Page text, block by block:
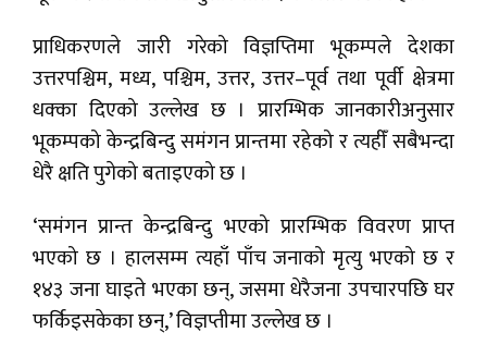
प्राधिकरणले जारी गरेको विज्ञप्तिमा भूकम्पले देशका
उत्तरपश्चिम, मध्य, पश्चिम, उत्तर, उत्तर–पूर्व तथा पूर्वी क्षेत्रमा
धक्का दिएको उल्लेख छ । प्रारम्भिक जानकारीअनुसार
भूकम्पको केन्द्रबिन्दु समंगन प्रान्तमा रहेको र त्यहीँ सबैभन्दा
धेरै क्षति पुगेको बताइएको छ ।
‘समंगन प्रान्त केन्द्रबिन्दु भएको प्रारम्भिक विवरण प्राप्त
भएको छ । हालसम्म त्यहाँ पाँच जनाको मृत्यु भएको छ र
१४३ जना घाइते भएका छन्, जसमा धेरैजना उपचारपछि घर
फर्किइसकेका छन्,’ विज्ञप्तीमा उल्लेख छ ।